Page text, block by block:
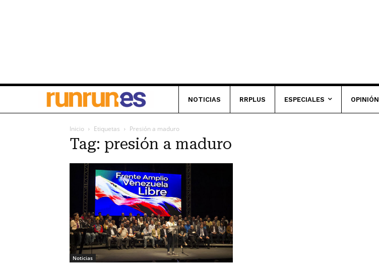
NOTICIAS RRPLUS ESPECIALES OPINIÓN
Inicio Etiquetas Presión a maduro
Tag: presión a maduro
Noticias